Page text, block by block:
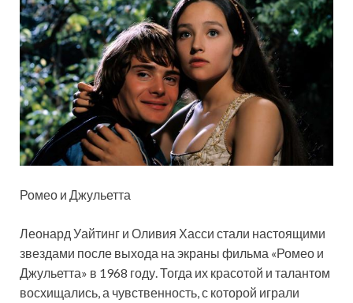
Ромео и Джульетта
Леонард Уайтинг и Оливия Хасси стали настоящими
звездами после выхода на экраны фильма «Ромео и
Джульетта» в 1968 году. Тогда их красотой и талантом
восхищались, а чувственность, с которой играли